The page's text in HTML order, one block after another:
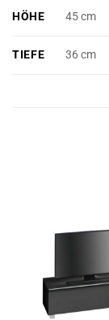
HÖHE 45 cm
TIEFE 36 cm